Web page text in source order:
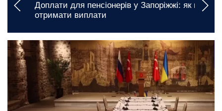
Доплати для пенсіонерів у Запоріжжі: як можна
отримати виплати
6 серпня, 10:10